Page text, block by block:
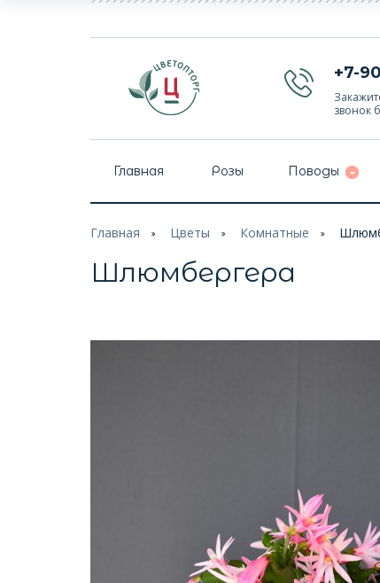
+7-
звонок
Главная Розы Поводы
Главная Цветы Комнатные
Шлюмбергера